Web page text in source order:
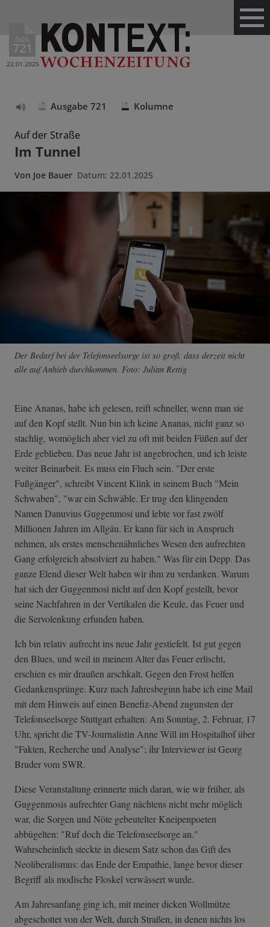
Ausg.
721
22.01.2025
vorlesen
Ausgabe 721 Kolumne
Auf der Straße
Im Tunnel
Von Joe Bauer Datum: 22.01.2025
Der Bedarf bei der Telefonseelsorge ist so groß, dass derzeit nicht
alle auf Anhieb durchkommen. Foto: Julian Rettig
Eine Ananas, habe ich gelesen, reift schneller, wenn man sie
auf den Kopf stellt. Nun bin ich keine Ananas, nicht ganz so
stachlig, womöglich aber viel zu oft mit beiden Füßen auf der
Erde geblieben. Das neue Jahr ist angebrochen, und ich leiste
weiter Beinarbeit. Es muss ein Fluch sein. "Der erste
Fußgänger", schreibt Vincent Klink in seinem Buch "Mein
Schwaben", "war ein Schwäble. Er trug den klingenden
Namen Danuvius Guggenmosi und lebte vor fast zwölf
Millionen Jahren im Allgäu. Er kann für sich in Anspruch
nehmen, als erstes menschenähnliches Wesen den aufrechten
Gang erfolgreich absolviert zu haben." Was für ein Depp. Das
ganze Elend dieser Welt haben wir ihm zu verdanken. Warum
hat sich der Guggenmosi nicht auf den Kopf gestellt, bevor
seine Nachfahren in der Vertikalen die Keule, das Feuer und
die Servolenkung erfunden haben.
Ich bin relativ aufrecht ins neue Jahr gestiefelt. Ist gut gegen
den Blues, und weil in meinem Alter das Feuer erlischt,
erschien es mir draußen arschkalt. Gegen den Frost helfen
Gedankensprünge. Kurz nach Jahresbeginn habe ich eine Mail
mit dem Hinweis auf einen Benefiz-Abend zugunsten der
Telefonseelsorge Stuttgart erhalten: Am Sonntag, 2. Februar, 17
Uhr, spricht die TV-Journalistin Anne Will im Hospitalhof über
"Fakten, Recherche und Analyse"; ihr Interviewer ist Georg
Bruder vom SWR.
Diese Veranstaltung erinnerte mich daran, wie wir früher, als
Guggenmosis aufrechter Gang nächtens nicht mehr möglich
war, die Sorgen und Nöte gebeutelter Kneipenpoeten
abbügelten: "Ruf doch die Telefonseelsorge an."
Wahrscheinlich steckte in diesem Satz schon das Gift des
Neoliberalismus: das Ende der Empathie, lange bevor dieser
Begriff als modische Floskel verwässert wurde.
Am Jahresanfang ging ich, mit meiner dicken Wollmütze
abgeschottet von der Welt, durch Straßen, in denen nichts los